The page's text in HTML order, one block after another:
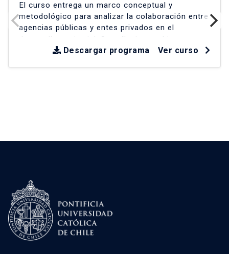
El curso entrega un marco conceptual y
metodológico para analizar la colaboración entre
agencias públicas y entes privados en el
desarrollo territorial
Se reflexiona críticamente
sobre experiencias en América Latina y Chile
Ver curso
Descargar programa